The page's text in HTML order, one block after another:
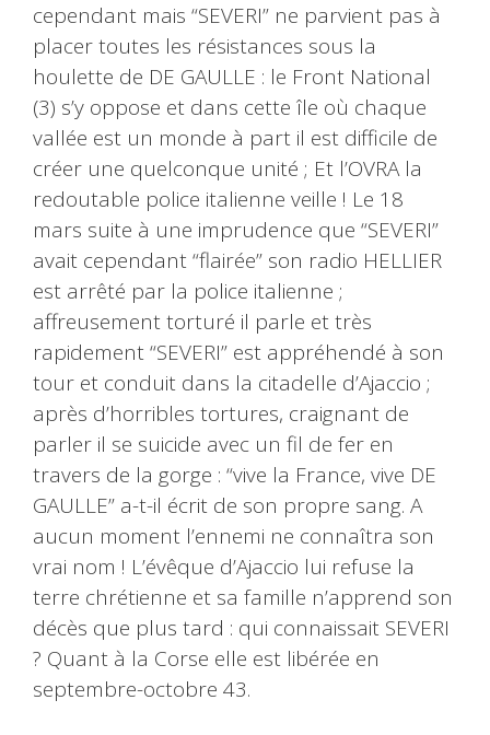
cependant mais “SEVERI” ne parvient pas à
placer toutes les résistances sous la
houlette de DE GAULLE : le Front National
(3) s’y oppose et dans cette île où chaque
vallée est un monde à part il est difficile de
créer une quelconque unité ; Et l’OVRA la
redoutable police italienne veille ! Le 18
mars suite à une imprudence que “SEVERI”
avait cependant “flairée” son radio HELLIER
est arrêté par la police italienne ;
affreusement torturé il parle et très
rapidement “SEVERI” est appréhendé à son
tour et conduit dans la citadelle d’Ajaccio ;
après d’horribles tortures, craignant de
parler il se suicide avec un fil de fer en
travers de la gorge : “vive la France, vive DE
GAULLE” a-t-il écrit de son propre sang. A
aucun moment l’ennemi ne connaîtra son
vrai nom ! L’évêque d’Ajaccio lui refuse la
terre chrétienne et sa famille n’apprend son
décès que plus tard : qui connaissait SEVERI
? Quant à la Corse elle est libérée en
septembre-octobre 43.